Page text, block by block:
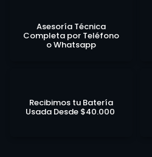
Asesoría Técnica
Completa por Teléfono
o Whatsapp
Recibimos tu Batería
Usada Desde $40.000